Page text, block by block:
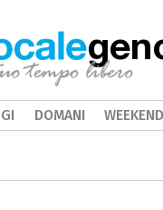
DOMANI WEEKEND